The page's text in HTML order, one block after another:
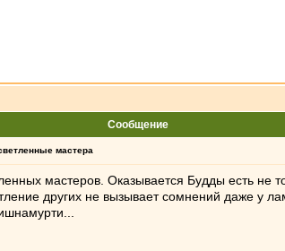
Сообщение
мастера
мастеров. Оказывается Будды есть не
других не вызывает сомнений даже у